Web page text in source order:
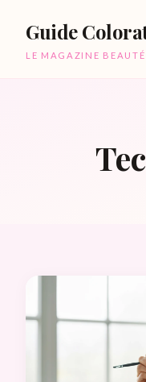
Guide
LE MAGAZINE